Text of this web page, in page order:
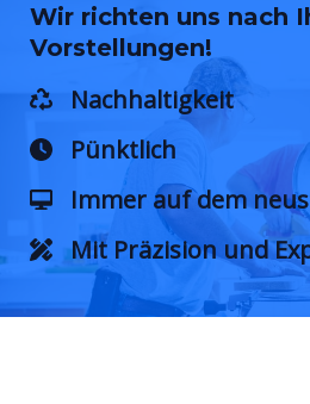
Wir richten uns nach
Vorstellungen!
Nachhaltigkeit
Pünktlich
Immer auf dem
Mit Präzision und